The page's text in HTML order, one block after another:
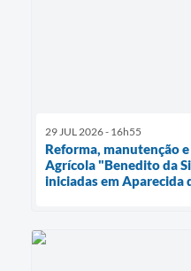
29 JUL 2026 - 16h55
Reforma, manutenção
Agrícola "Benedito da
iniciadas em Aparecida